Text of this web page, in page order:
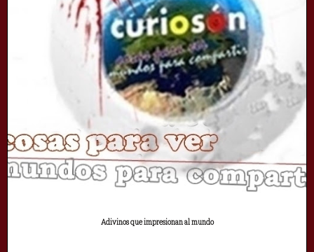
Adivinos que impresionan al mundo